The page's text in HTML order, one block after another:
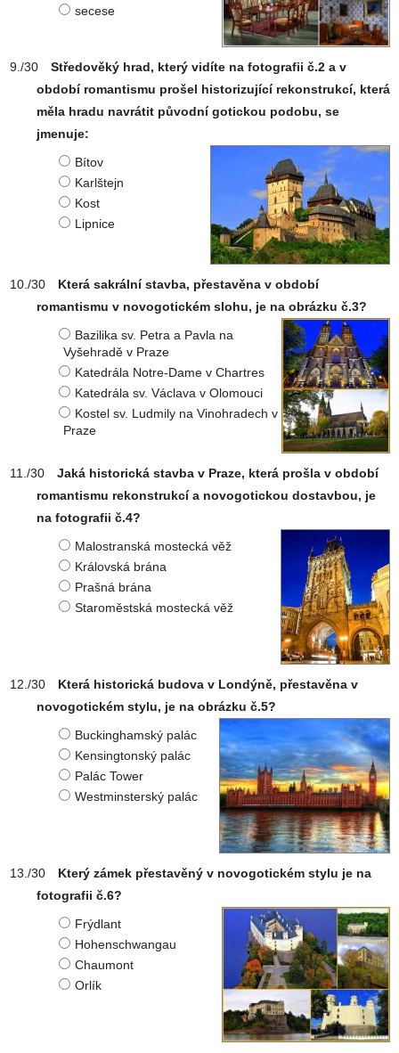
secese
Středověký hrad, který vidíte na fotografii č.2 a v
období romantismu prošel historizující rekonstrukcí, která
měla hradu navrátit původní gotickou podobu, se
jmenuje:
Bítov
Karlštejn
Kost
Lipnice
Která sakrální stavba, přestavěna v období
romantismu v novogotickém slohu, je na obrázku č.3?
Bazilika sv. Petra a Pavla na
Vyšehradě v Praze
Katedrála Notre-Dame v Chartres
Katedrála sv. Václava v Olomouci
Kostel sv. Ludmily na Vinohradech v
Praze
Jaká historická stavba v Praze, která prošla v období
romantismu rekonstrukcí a novogotickou dostavbou, je
na fotografii č.4?
Malostranská mostecká věž
Královská brána
Prašná brána
Staroměstská mostecká věž
Která historická budova v Londýně, přestavěna v
novogotickém stylu, je na obrázku č.5?
Buckinghamský palác
Kensingtonský palác
Palác Tower
Westminsterský palác
Který zámek přestavěný v novogotickém stylu je na
fotografii č.6?
Frýdlant
Hohenschwangau
Chaumont
Orlík